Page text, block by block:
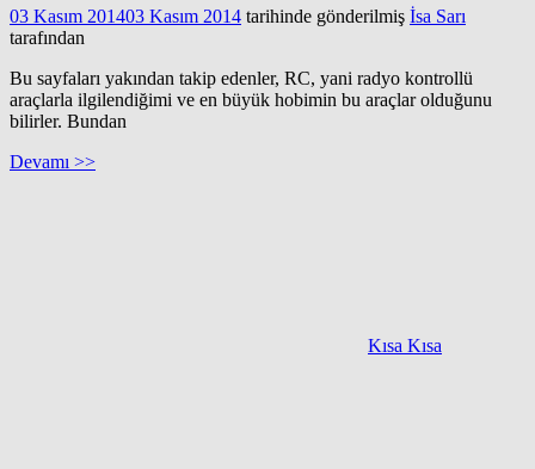
03 Kasım 201403 Kasım 2014 tarihinde gönderilmiş İsa Sarı
tarafından
Bu sayfaları yakından takip edenler, RC, yani radyo kontrollü
araçlarla ilgilendiğimi ve en büyük hobimin bu araçlar olduğunu
bilirler. Bundan
Devamı >>
Kısa Kısa